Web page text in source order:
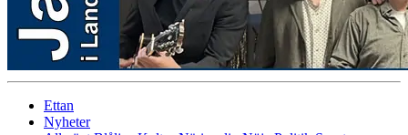
Ettan
Nyheter